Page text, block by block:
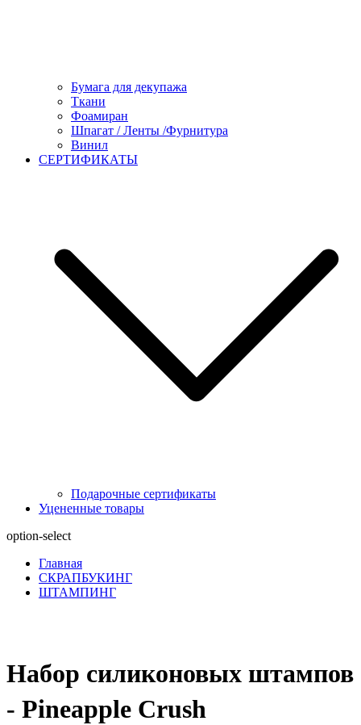
Бумага для декупажа
Ткани
Фоамиран
Шпагат / Ленты /Фурнитура
Винил
СЕРТИФИКАТЫ
Подарочные сертификаты
Уцененные товары
option-select
Главная
СКРАПБУКИНГ
ШТАМПИНГ
Набор силиконовых штампов
- Pineapple Crush